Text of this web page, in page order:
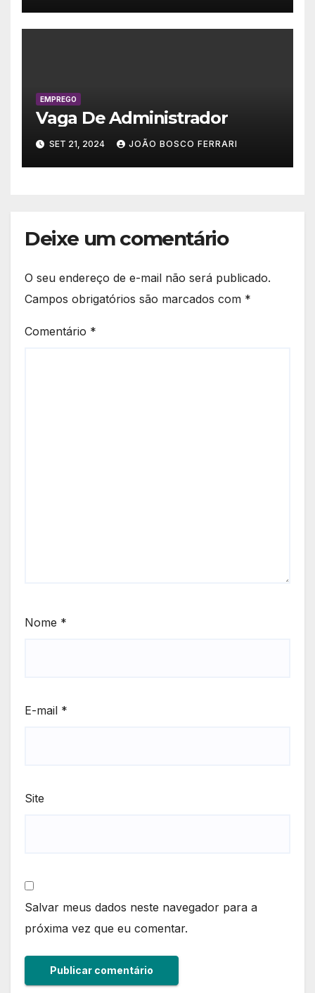
EMPREGO
Vaga De Administrador
SET 21, 2024 JOÃO BOSCO FERRARI
Deixe um comentário
O seu endereço de e-mail não será publicado.
Campos obrigatórios são marcados com *
Comentário *
Nome *
E-mail *
Site
Salvar meus dados neste navegador para a
próxima vez que eu comentar.